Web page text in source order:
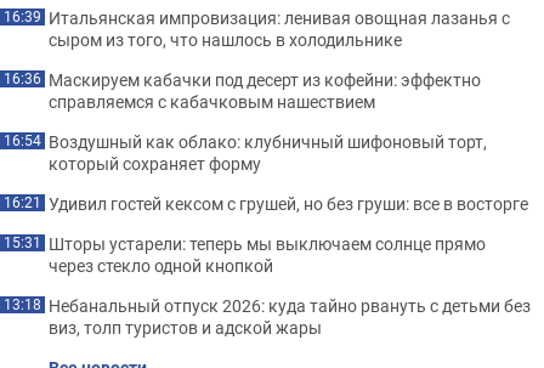
16:39 Итальянская импровизация: ленивая овощная лазанья с
сыром из того, что нашлось в холодильнике
16:36 Маскируем кабачки под десерт из кофейни: эффектно
справляемся с кабачковым нашествием
16:54 Воздушный как облако: клубничный шифоновый торт,
который сохраняет форму
16:21 Удивил гостей кексом с грушей, но без груши: все в восторге
15:31 Шторы устарели: теперь мы выключаем солнце прямо
через стекло одной кнопкой
13:18 Небанальный отпуск 2026: куда тайно рвануть с детьми без
виз, толп туристов и адской жары